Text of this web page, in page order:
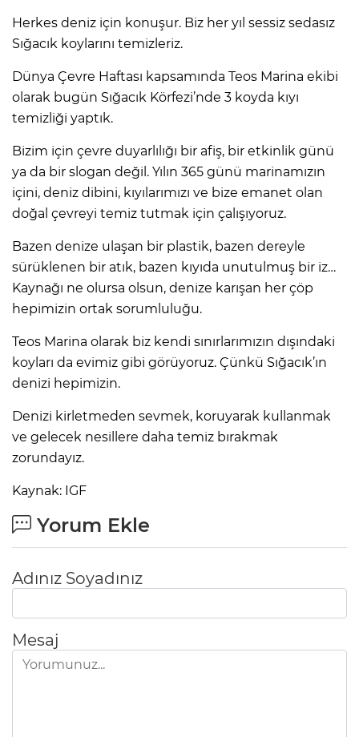
Herkes deniz için konuşur. Biz her yıl sessiz sedasız
Sığacık koylarını temizleriz.
Dünya Çevre Haftası kapsamında Teos Marina ekibi
olarak bugün Sığacık Körfezi’nde 3 koyda kıyı
temizliği yaptık.
Bizim için çevre duyarlılığı bir afiş, bir etkinlik günü
ya da bir slogan değil. Yılın 365 günü marinamızın
içini, deniz dibini, kıyılarımızı ve bize emanet olan
doğal çevreyi temiz tutmak için çalışıyoruz.
Bazen denize ulaşan bir plastik, bazen dereyle
sürüklenen bir atık, bazen kıyıda unutulmuş bir iz…
Kaynağı ne olursa olsun, denize karışan her çöp
hepimizin ortak sorumluluğu.
Teos Marina olarak biz kendi sınırlarımızın dışındaki
koyları da evimiz gibi görüyoruz. Çünkü Sığacık’ın
denizi hepimizin.
Denizi kirletmeden sevmek, koruyarak kullanmak
ve gelecek nesillere daha temiz bırakmak
zorundayız.
Kaynak: IGF
Yorum Ekle
Adınız Soyadınız
Mesaj